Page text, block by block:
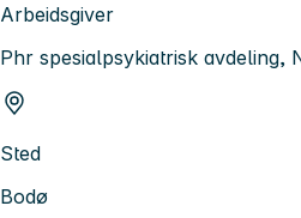
Arbeidsgiver
Phr spesialpsykiatrisk avdeling,
Sted
Bodø